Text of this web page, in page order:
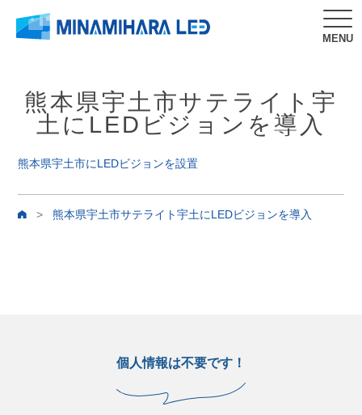
MENU
熊本県宇土市サテライト宇
土にLEDビジョンを導入
熊本県宇土市にLEDビジョンを設置
> 熊本県宇土市サテライト宇土にLEDビジョンを導入
個人情報は不要です！